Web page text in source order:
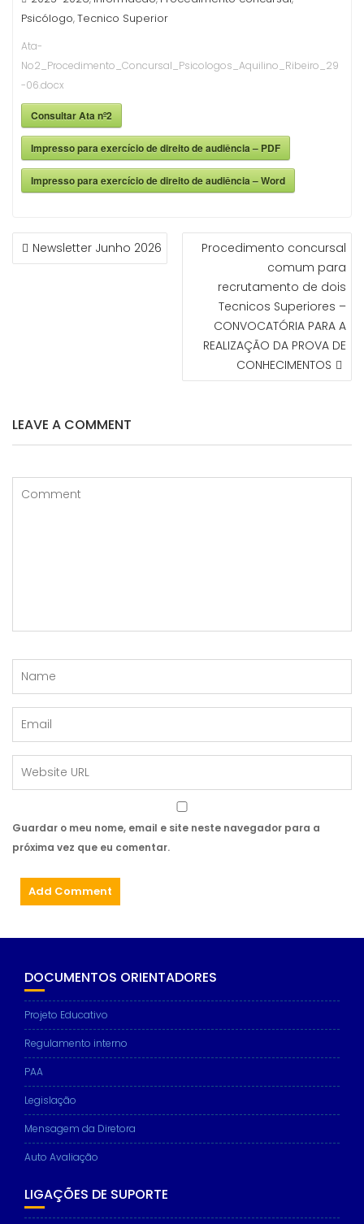
Psicólogo,Tecnico Superior
Ata-
No2_Procedimento_Concursal_Psicologos_Aquilino_Ribeiro_29
-06.docx
Consultar Ata nº2
Impresso para exercício de direito de audiência – PDF
Impresso para exercício de direito de audiência – Word
NAVEGAÇÃO
DENewsletter Junho 2026
Procedimento concursal
comum para
recrutamento de dois
Tecnicos Superiores –
CONVOCATÓRIA PARA A
REALIZAÇÃO DA PROVA DE
CONHECIMENTOS
LEAVE A COMMENT
Guardar o meu nome, email e site neste navegador para a
próxima vez que eu comentar.
DOCUMENTOS ORIENTADORES
Projeto Educativo
Regulamento interno
PAA
Legislação
Mensagem da Diretora
Auto Avaliação
LIGAÇÕES DE SUPORTE
These
cookies are
not